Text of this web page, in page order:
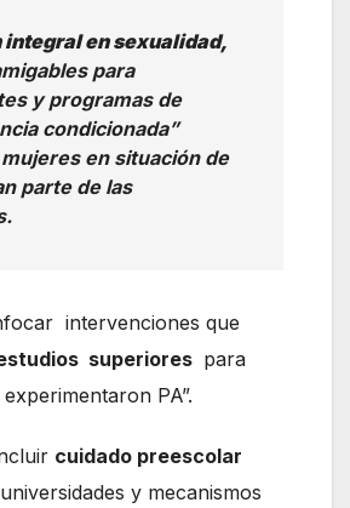
integral en sexualidad,
para
y programas de
condicionada”
en situación de
parte de las
intervenciones que
superiores para
PA”.
cuidado preescolar
y mecanismos